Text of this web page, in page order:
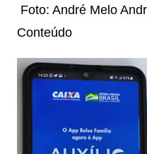
Foto: André Melo
Conteúdo